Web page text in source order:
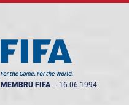
MEMBRU FIFA -- 16.06.1994